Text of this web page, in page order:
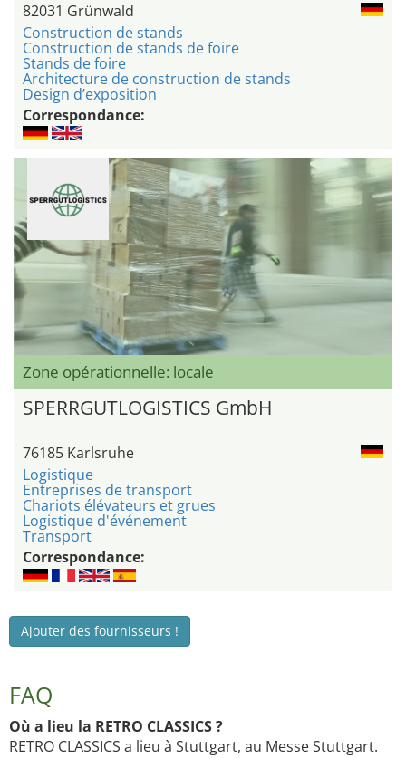
82031 Grünwald
Construction de stands
Construction de stands de foire
Stands de foire
Architecture de construction de stands
Design d’exposition
Correspondance:
Zone opérationnelle: locale
SPERRGUTLOGISTICS GmbH
76185 Karlsruhe
Logistique
Entreprises de transport
Chariots élévateurs et grues
Logistique d'événement
Transport
Correspondance:
Ajouter des fournisseurs !
FAQ
Où a lieu la RETRO CLASSICS ?
RETRO CLASSICS a lieu à Stuttgart, au Messe Stuttgart.